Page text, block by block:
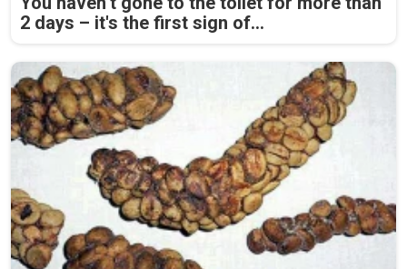
2 days – it's the first sign of...